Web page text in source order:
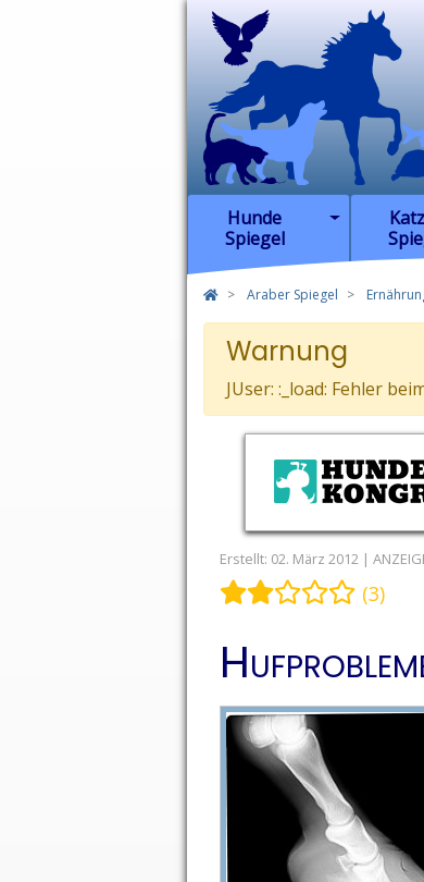
Hunde
Spiegel
Araber Spiegel
Warnung
JUser: :_load: Fehler
Erstellt: 02. März 2012
Bewertung:2/5 (3)Bitte